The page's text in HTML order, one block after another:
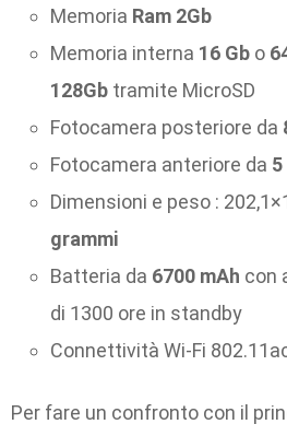
Memoria Ram 2Gb
Memoria interna 16 Gb o
128Gb tramite MicroSD
Fotocamera posteriore da
Fotocamera anteriore da 5
Dimensioni e peso :
grammi
Batteria da 6700 mAh con
di 1300 ore in standby
Connettività Wi-Fi
Per fare un confronto con il